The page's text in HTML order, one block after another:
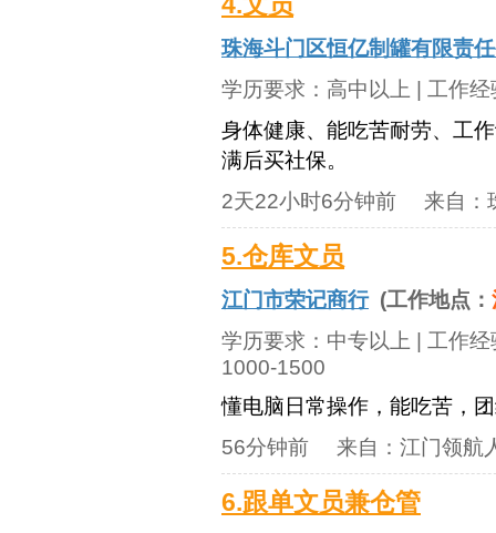
珠海斗门区恒亿制罐有限责
学历要求： 高中以上 | 工作
身体健康、能吃苦耐劳、工
满后买社保。
2天22小时6分钟前 来自：
5.仓库文员
江门市荣记商行(工作地点：
学历要求： 中专以上 | 工作
1000-1500
懂电脑日常操作，能吃苦，
56分钟前 来自： 江门领航
6.跟单文员兼仓管